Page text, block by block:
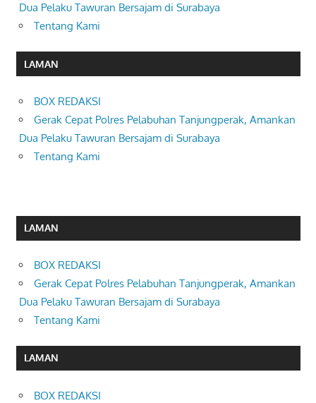
Dua Pelaku Tawuran Bersajam di Surabaya
Tentang Kami
LAMAN
BOX REDAKSI
Gerak Cepat Polres Pelabuhan Tanjungperak, Amankan
Dua Pelaku Tawuran Bersajam di Surabaya
Tentang Kami
LAMAN
BOX REDAKSI
Gerak Cepat Polres Pelabuhan Tanjungperak, Amankan
Dua Pelaku Tawuran Bersajam di Surabaya
Tentang Kami
LAMAN
BOX REDAKSI